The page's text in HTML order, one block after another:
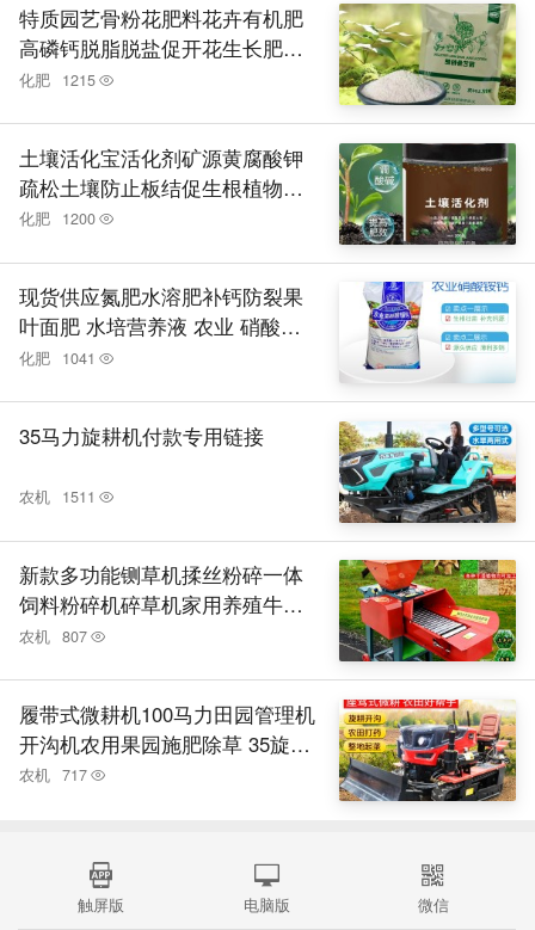
特质园艺骨粉花肥料花卉有机肥
高磷钙脱脂脱盐促开花生长肥料
厂家
化肥 1215
土壤活化宝活化剂矿源黄腐酸钾
疏松土壤防止板结促生根植物花
肥料
化肥 1200
现货供应氮肥水溶肥补钙防裂果
叶面肥 水培营养液 农业 硝酸铵
钙
化肥 1041
35马力旋耕机付款专用链接
农机 1511
新款多功能铡草机揉丝粉碎一体
饲料粉碎机碎草机家用养殖牛羊
鸡鸭
农机 807
履带式微耕机100马力田园管理机
开沟机农用果园施肥除草 35旋耕
机
农机 717
触屏版 电脑版 微信